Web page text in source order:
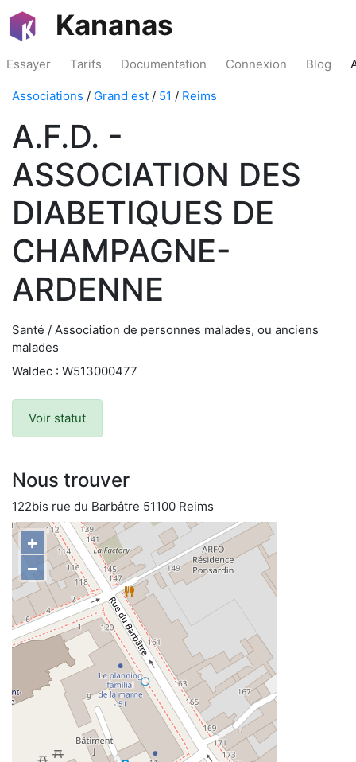
Kananas
Essayer Tarifs Documentation Connexion Blog
Associations / Grand est / 51 / Reims
A.F.D. -
ASSOCIATION DES
DIABETIQUES DE
CHAMPAGNE-
ARDENNE
Santé / Association de personnes malades, ou anciens
malades
Waldec : W513000477
Voir statut
Nous trouver
122bis rue du Barbâtre 51100 Reims
+
−